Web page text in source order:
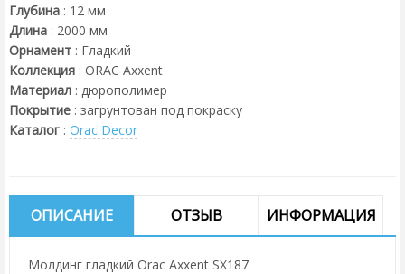
Глубина : 12 мм
Длина : 2000 мм
Орнамент : Гладкий
Коллекция : ORAC Axxent
Материал : дюрополимер
Покрытие : загрунтован под покраску
Каталог : Orac Decor
ОПИСАНИЕ ОТЗЫВ ИНФОРМАЦИЯ
Молдинг гладкий Orac Axxent SX187